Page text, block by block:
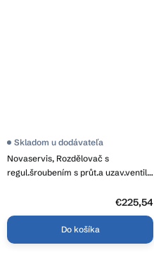
Novaservis, Rozdělovač s
regul.šroubením s průt.a uzav.ventily
Skladom u dodávateľa
€225,54
Do košíka